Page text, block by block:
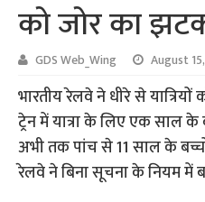
को जोर का
GDS Web_Wing August
भारतीय रेलवे ने धीरे से
ट्रेन में यात्रा के लिए एक साल
अभी तक पांच से 11 साल के
रेलवे ने बिना सूचना के नियम में